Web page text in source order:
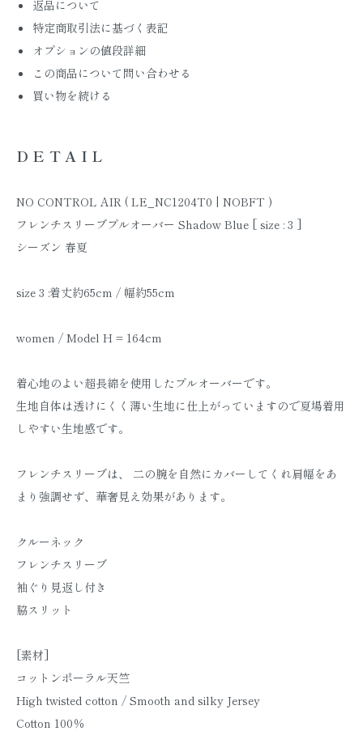
返品について
特定商取引法に基づく表記
オプションの値段詳細
この商品について問い合わせる
買い物を続ける
DETAIL
NO CONTROL AIR ( LE_NC1204T0 | NOBFT )
フレンチスリーブプルオーバー Shadow Blue [ size : 3 ]
シーズン 春夏
size 3 :着丈約65cm / 幅約55cm
women / Model H = 164cm
着心地のよい超長綿を使用したプルオーバーです。
生地自体は透けにくく薄い生地に仕上がっていますので夏場着用
しやすい生地感です。
フレンチスリーブは、 二の腕を自然にカバーしてくれ肩幅をあ
まり強調せず、華奢見え効果があります。
クルーネック
フレンチスリーブ
袖ぐり見返し付き
脇スリット
[素材]
コットンポーラル天竺
High twisted cotton / Smooth and silky Jersey
Cotton 100％